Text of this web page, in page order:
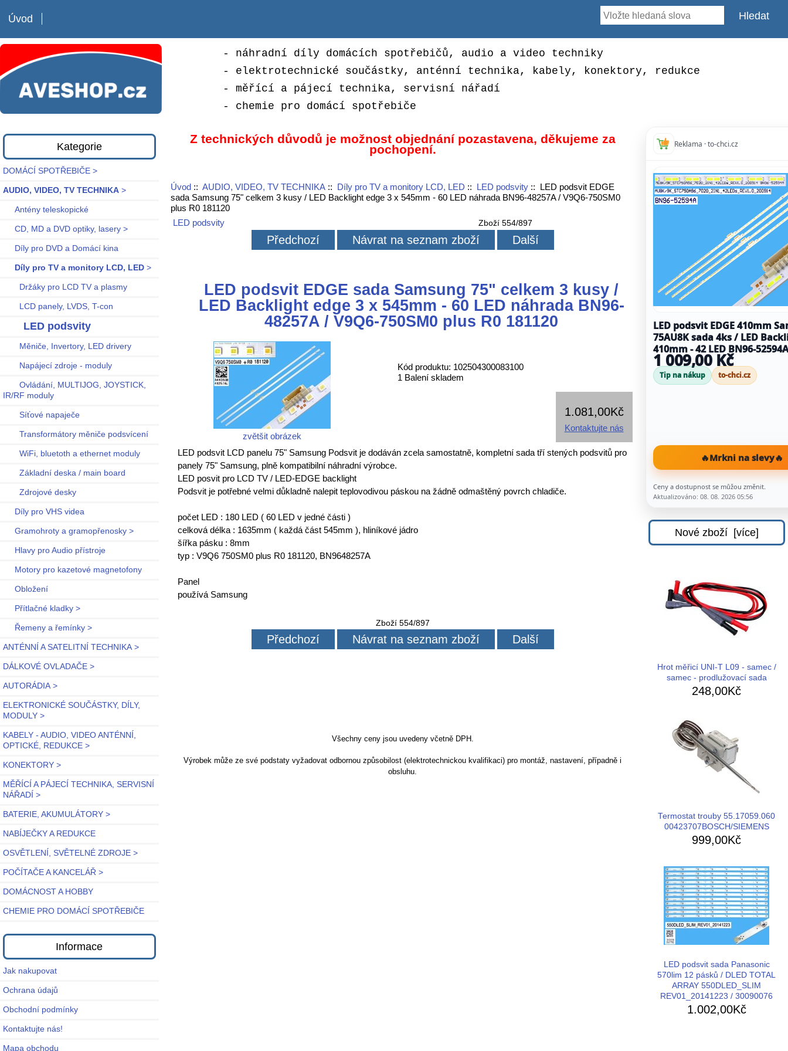
Úvod
- náhradní díly domácích spotřebičů, audio a video techniky
- elektrotechnické součástky, anténní technika, kabely, konektory, redukce
- měřící a pájecí technika, servisní nářadí
- chemie pro domácí spotřebiče
Kategorie
DOMÁCÍ SPOTŘEBIČE >
AUDIO, VIDEO, TV TECHNIKA >
Antény teleskopické
CD, MD a DVD optiky, lasery >
Díly pro DVD a Domácí kina
Díly pro TV a monitory LCD, LED >
Držáky pro LCD TV a plasmy
LCD panely, LVDS, T-con
LED podsvity
Měniče, Invertory, LED drivery
Napájecí zdroje - moduly
Ovládání, MULTIJOG, JOYSTICK,
IR/RF moduly
Síťové napaječe
Transformátory měniče podsvícení
WiFi, bluetoth a ethernet moduly
Základní deska / main board
Zdrojové desky
Díly pro VHS videa
Gramohroty a gramopřenosky >
Hlavy pro Audio přístroje
Motory pro kazetové magnetofony
Obložení
Přítlačné kladky >
Řemeny a řemínky >
ANTÉNNÍ A SATELITNÍ TECHNIKA >
DÁLKOVÉ OVLADAČE >
AUTORÁDIA >
ELEKTRONICKÉ SOUČÁSTKY, DÍLY,
MODULY >
KABELY - AUDIO, VIDEO ANTÉNNÍ,
OPTICKÉ, REDUKCE >
KONEKTORY >
MĚŘÍCÍ A PÁJECÍ TECHNIKA, SERVISNÍ
NÁŘADÍ >
BATERIE, AKUMULÁTORY >
NABÍJEČKY A REDUKCE
OSVĚTLENÍ, SVĚTELNÉ ZDROJE >
POČÍTAČE A KANCELÁŘ >
DOMÁCNOST A HOBBY
CHEMIE PRO DOMÁCÍ SPOTŘEBIČE
Informace
Jak nakupovat
Ochrana údajů
Obchodní podmínky
Kontaktujte nás!
Mapa obchodu
Z technických důvodů je možnost objednání pozastavena, děkujeme za
pochopení.
Úvod:: AUDIO, VIDEO, TV TECHNIKA:: Díly pro TV a monitory LCD, LED :: LED podsvity:: LED podsvit EDGE
sada Samsung 75" celkem 3 kusy / LED Backlight edge 3 x 545mm - 60 LED náhrada BN96-48257A / V9Q6-750SM0
plus R0 181120
LED podsvity
Zboží 554/897
Předchozí Návrat na seznam zboží Další
LED podsvit EDGE sada Samsung 75" celkem 3 kusy /
LED Backlight edge 3 x 545mm - 60 LED náhrada BN96-
48257A / V9Q6-750SM0 plus R0 181120
zvětšit obrázek
Kód produktu: 102504300083100
1 Balení skladem
1.081,00Kč
Kontaktujte nás
LED podsvit LCD panelu 75" Samsung Podsvit je dodáván zcela samostatně, kompletní sada tří stených podsvitů pro
panely 75" Samsung, plně kompatibilní náhradní výrobce.
LED posvit pro LCD TV / LED-EDGE backlight
Podsvit je potřebné velmi důkladně nalepit teplovodivou páskou na žádně odmaštěný povrch chladiče.
počet LED : 180 LED ( 60 LED v jedné části )
celková délka : 1635mm ( každá část 545mm ), hliníkové jádro
šířka pásku : 8mm
typ : V9Q6 750SM0 plus R0 181120, BN9648257A
Panel
používá Samsung
Zboží 554/897
Předchozí Návrat na seznam zboží Další
Všechny ceny jsou uvedeny včetně DPH.
Výrobek může ze své podstaty vyžadovat odbornou způsobilost (elektrotechnickou kvalifikaci) pro montáž, nastavení, případně i
obsluhu.
Reklama · to-chci.cz
LED podsvit EDGE 410mm
75AU8K sada 4ks / LED
410mm - 42 LED BN96-
AU8K/9K STC750A96 7020
REV1.0 200914
1 009,00 Kč
Tip na nákup to-chci.cz
🔥Mrkni na slevy🔥
Ceny a dostupnost se můžou změnit.
Aktualizováno: 08. 08. 2026 05:56
Nové zboží [více]
Hrot měřicí UNI-T L09 - samec /
samec - prodlužovací sada
248,00Kč
Termostat trouby 55.17059.060
00423707BOSCH/SIEMENS
999,00Kč
LED podsvit sada Panasonic
570lim 12 pásků / DLED TOTAL
ARRAY 550DLED_SLIM
REV01_20141223 / 30090076
1.002,00Kč